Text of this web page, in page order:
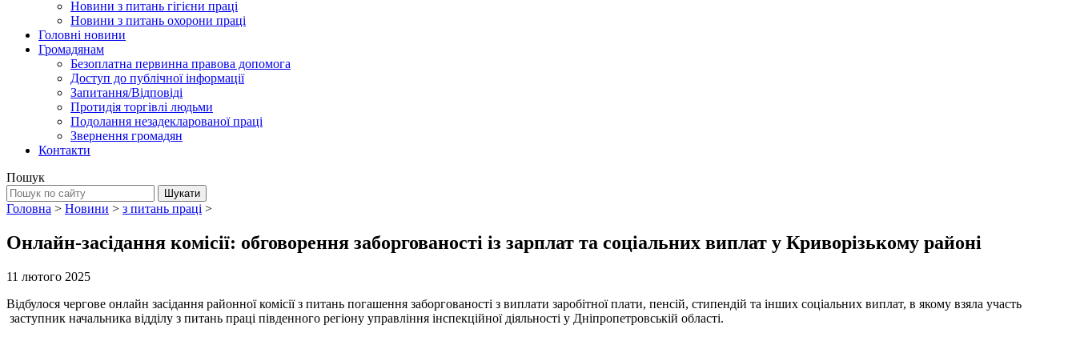
Новини з питань гігієни праці
Новини з питань охорони праці
Головні новини
Громадянам
Безоплатна первинна правова допомога
Доступ до публічної інформації
Запитання/Відповіді
Протидія торгівлі людьми
Подолання незадекларованої праці
Звернення громадян
Контакти
Пошук
Головна > Новини > з питань праці >
Онлайн-засідання комісії: обговорення заборгованості із зарплат та соціальних виплат у Криворізькому районі
11 лютого 2025
Відбулося чергове онлайн засідання районної комісії з питань погашення заборгованості з виплати заробітної плати, пенсій, стипендій та інших соціальних виплат, в якому взяла участь
заступник начальника відділу з питань праці південного регіону управління інспекційної діяльності у Дніпропетровській області.